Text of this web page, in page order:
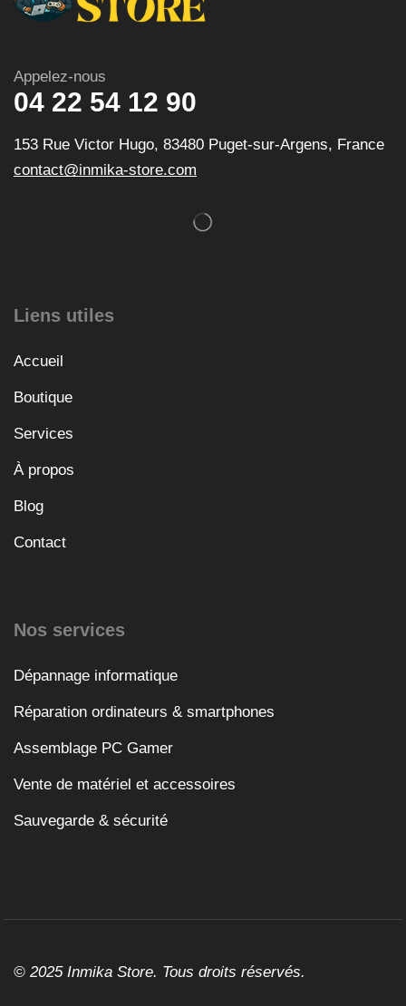
Appelez-nous
04 22 54 12 90
153 Rue Victor Hugo, 83480 Puget-sur-Argens, France
contact@inmika-store.com
Liens utiles
Accueil
Boutique
Services
À propos
Blog
Contact
Nos services
Dépannage informatique
Réparation ordinateurs & smartphones
Assemblage PC Gamer
Vente de matériel et accessoires
Sauvegarde & sécurité
© 2025 Inmika Store. Tous droits réservés.